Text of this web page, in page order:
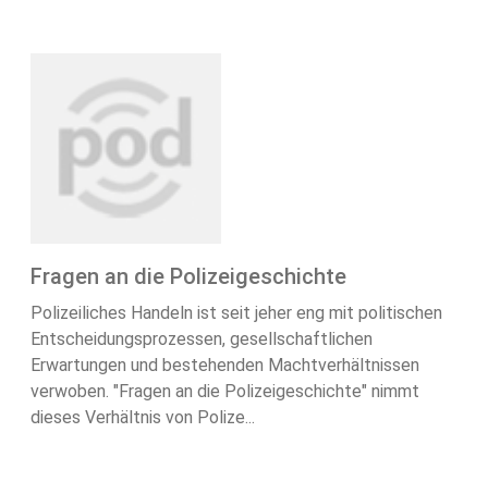
Fragen an die Polizeigeschichte
Polizeiliches Handeln ist seit jeher eng mit politischen
Entscheidungsprozessen, gesellschaftlichen
Erwartungen und bestehenden Machtverhältnissen
verwoben. "Fragen an die Polizeigeschichte" nimmt
dieses Verhältnis von Polize...